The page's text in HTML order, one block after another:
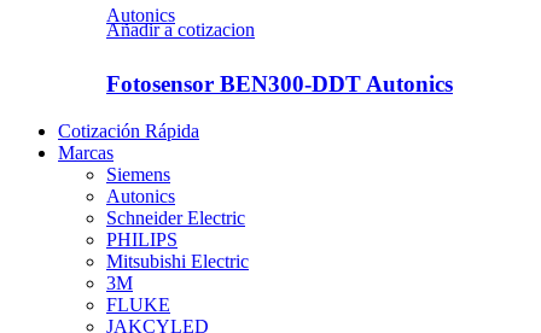
Autonics
Añadir a cotizacion
Fotosensor BEN300-DDT Autonics
Cotización Rápida
Marcas
Siemens
Autonics
Schneider Electric
PHILIPS
Mitsubishi Electric
3M
FLUKE
JAKCYLED